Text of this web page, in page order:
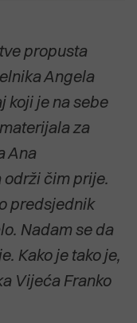
propusta
Angela
koji je na sebe
za
Ana
održi čim prije.
predsjednik
Nadam se da
Kako je tako je,
Vijeća Franko